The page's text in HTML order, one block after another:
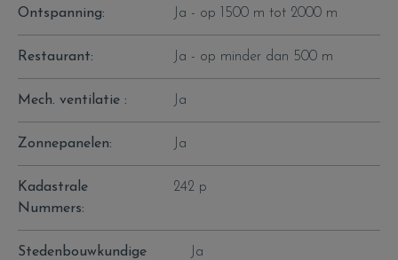
Ontspanning: Ja - op 1500 m tot 2000 m
Restaurant: Ja - op minder dan 500 m
Mech. ventilatie : Ja
Zonnepanelen: Ja
Kadastrale
Nummers:
242 p
Stedenbouwkundige
Ja